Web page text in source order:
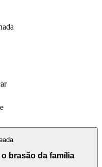
brasão da família